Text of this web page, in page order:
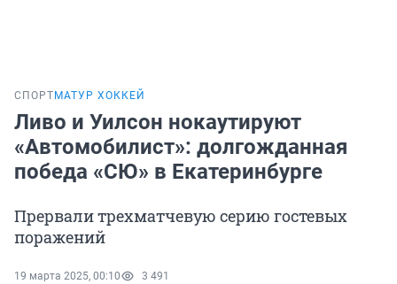
СПОРТ МАТУР ХОККЕЙ
Ливо и Уилсон нокаутируют
«Автомобилист»: долгожданная
победа «СЮ» в Екатеринбурге
Прервали трехматчевую серию гостевых
поражений
19 марта 2025, 00:10 3 491